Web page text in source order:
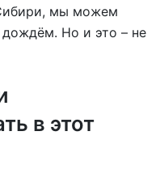
мы можем
дождём. Но и это – не
в этот